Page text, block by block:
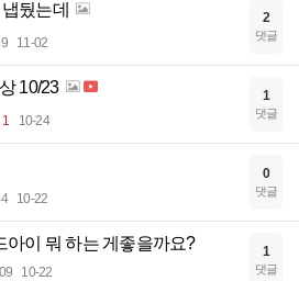
뒀는데
11-02
2
댓글
10/23
1 10-24
1
댓글
10-22
0
댓글
아이 뭐 하는 게좋을까요?
10-22
1
댓글